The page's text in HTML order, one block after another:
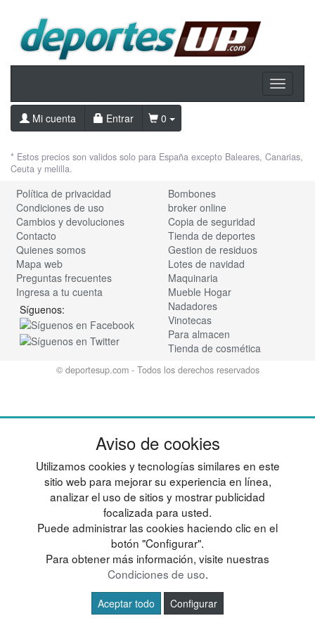
Toggle
Mi cuenta
Entrar 0
* Estos precios son validos solo para España excepto Baleares, Canarias,
Ceuta y melilla.
Política de privacidad
Condiciones de uso
Cambios y devoluciones
Contacto
Quienes somos
Mapa web
Preguntas frecuentes
Ingresa a tu cuenta
Síguenos:
Bombones
broker online
Copia de seguridad
Tienda de deportes
Gestion de residuos
Lotes de navidad
Maquinaria
Mueble Hogar
Nadadores
Vinotecas
Para almacen
Tienda de cosmética
© deportesup.com - Todos los derechos reservados
Aviso de cookies
Utilizamos cookies y tecnologías similares en este
sitio web para mejorar su experiencia en línea,
analizar el uso de sitios y mostrar publicidad
focalizada para usted.
Puede administrar las cookies haciendo clic en el
botón "Configurar".
Para obtener más información, visite nuestras
Condiciones de uso.
Aceptar todo Configurar